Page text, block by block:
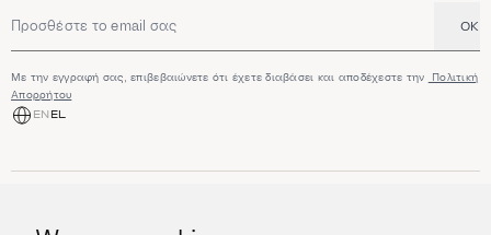
Διεύθυνση email OK
Με την εγγραφή σας, επιβεβαιώνετε ότι έχετε διαβάσει και αποδέχεστε την
Πολιτική
Απορρήτου
EN EL
Κοσμήματα